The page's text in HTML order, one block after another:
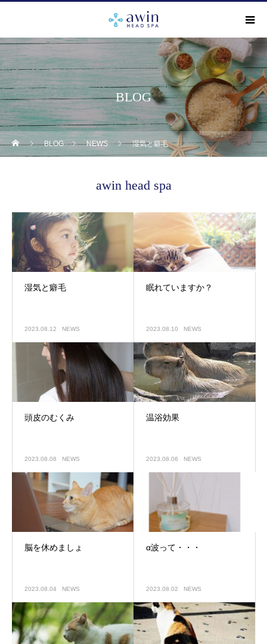
BLOG
BLOG NEWS 湿気と癖毛
awin head spa
湿気と癖毛
2023.08.12 NEWS
眠れていますか？
2023.08.10 NEWS
頭皮のむくみ
2023.08.08 NEWS
温浴効果
2023.08.06 NEWS
脳を休めましょ
2023.08.04 NEWS
α波って・・・
2023.08.02 NEWS